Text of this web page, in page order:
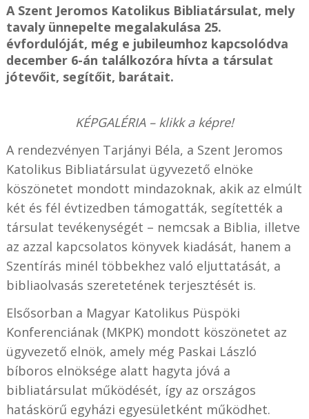
A Szent Jeromos Katolikus Bibliatársulat, mely
tavaly ünnepelte megalakulása 25.
évfordulóját, még e jubileumhoz kapcsolódva
december 6-án találkozóra hívta a társulat
jótevőit, segítőit, barátait.
KÉPGALÉRIA – klikk a képre!
A rendezvényen Tarjányi Béla, a Szent Jeromos
Katolikus Bibliatársulat ügyvezető elnöke
köszönetet mondott mindazoknak, akik az elmúlt
két és fél évtizedben támogatták, segítették a
társulat tevékenységét – nemcsak a Biblia, illetve
az azzal kapcsolatos könyvek kiadását, hanem a
Szentírás minél többekhez való eljuttatását, a
bibliaolvasás szeretetének terjesztését is.
Elsősorban a Magyar Katolikus Püspöki
Konferenciának (MKPK) mondott köszönetet az
ügyvezető elnök, amely még Paskai László
bíboros elnöksége alatt hagyta jóvá a
bibliatársulat működését, így az országos
hatáskörű egyházi egyesületként működhet.